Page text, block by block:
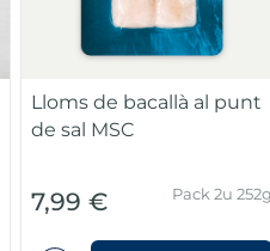
Lloms de bacallà al punt
de sal MSC
7,99 € Pack 2u 252g